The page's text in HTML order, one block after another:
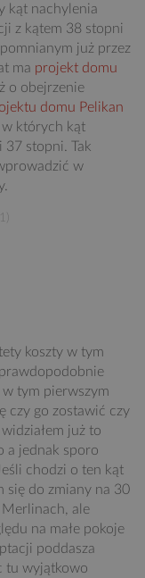
kąt nachylenia
z kątem 38 stopni
już przez
ma projekt domu
o obejrzenie
domu Pelikan
w których kąt
37 stopni. Tak
w
koszty w tym
w tym pierwszym
czy go zostawić czy
już to
a jednak sporo
chodzi o ten kąt
się do zmiany na 30
Merlinach, ale
na małe pokoje
poddasza
tu wyjątkowo